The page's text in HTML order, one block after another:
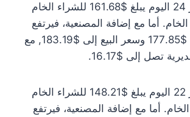
سعر الذهب عيار 24 اليوم يبلغ $161.68 للشراء الخام
للبيع الخام. أما مع إضافة المصنعية، فيرتفع
سعر الشراء إلى $177.85 وسعر البيع إلى $183.19, مع
تصل إلى $16.17.
سعر الذهب عيار 22 اليوم يبلغ $148.21 للشراء الخام
للبيع الخام. أما مع إضافة المصنعية، فيرتفع